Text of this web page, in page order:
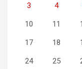
3 4
10 11
17 18
24 25